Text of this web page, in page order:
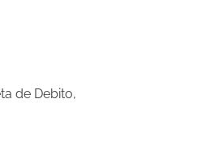
de Debito,